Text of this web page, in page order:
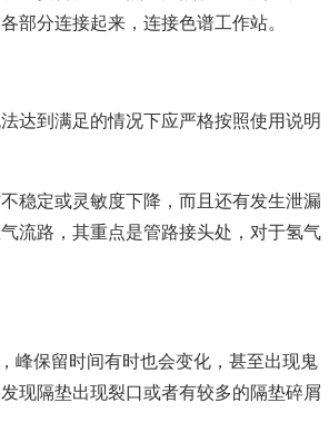
部分连接起来，连接色谱工作站。
达到满足的情况下应严格按照使用说明
稳定或灵敏度下降，而且还有发生泄漏
流路，其重点是管路接头处，对于氢气
峰保留时间有时也会变化，甚至出现鬼
现隔垫出现裂口或者有较多的隔垫碎屑